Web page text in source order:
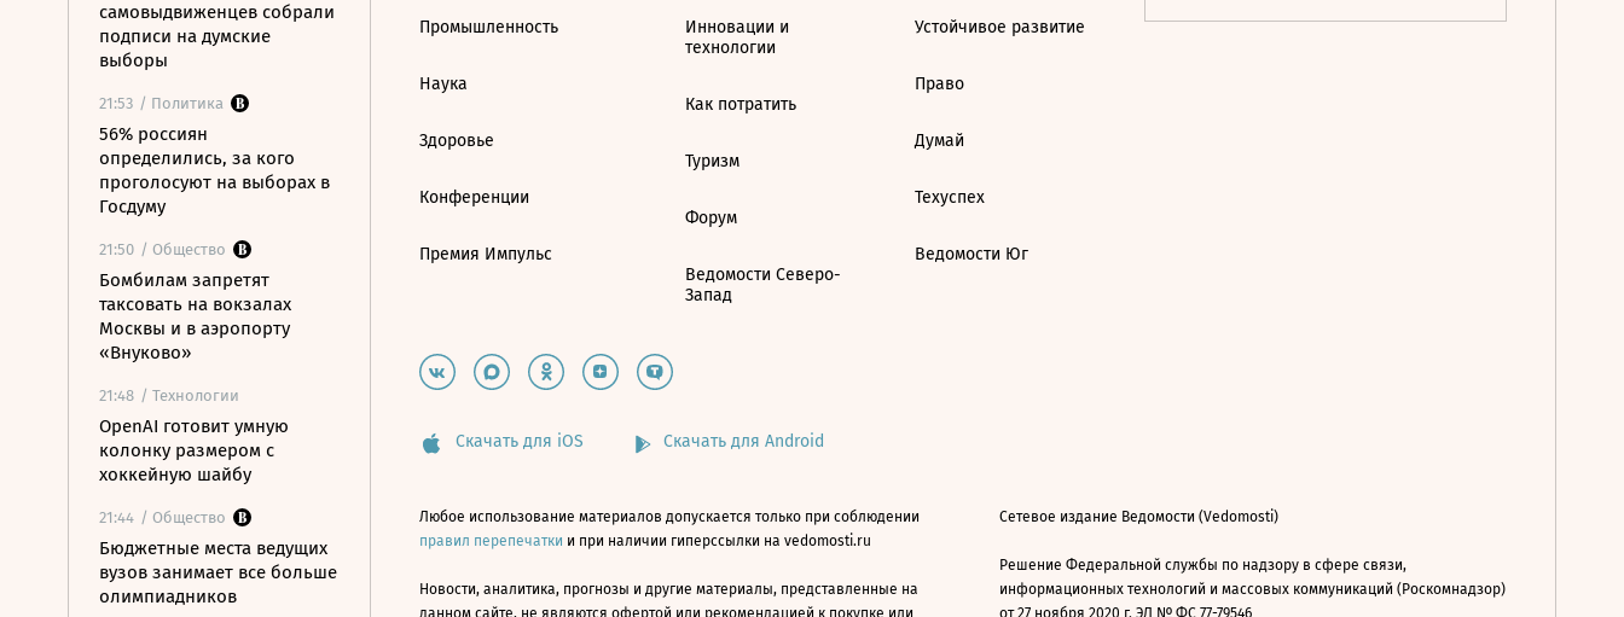
самовыдвиженцев собрали
подписи на думские
выборы
21:53 / Политика
56% россиян
определились, за кого
проголосуют на выборах в
Госдуму
21:50 / Общество
Бомбилам запретят
таксовать на вокзалах
Москвы и в аэропорту
«Внуково»
21:48 / Технологии
OpenAI готовит умную
колонку размером с
хоккейную шайбу
21:44 / Общество
Бюджетные места ведущих
вузов занимает все больше
олимпиадников
Промышленность
Наука
Здоровье
Конференции
Премия Импульс
Инновации и
технологии
Как потратить
Туризм
Форум
Ведомости Северо-
Запад
Устойчивое развитие
Право
Думай
Техуспех
Ведомости Юг
Скачать для iOS Скачать для Android
Любое использование материалов допускается только при соблюдении
правил перепечатки и при наличии гиперссылки на vedomosti.ru
Новости, аналитика, прогнозы и другие материалы, представленные на
данном сайте, не являются офертой или рекомендацией к покупке или
Сетевое издание Ведомости (Vedomosti)
Решение Федеральной службы по надзору в сфере связи,
информационных технологий и массовых коммуникаций (Роскомнадзор)
от 27 ноября 2020 г. ЭЛ № ФС 77-79546